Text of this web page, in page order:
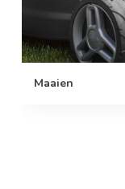
Maaien